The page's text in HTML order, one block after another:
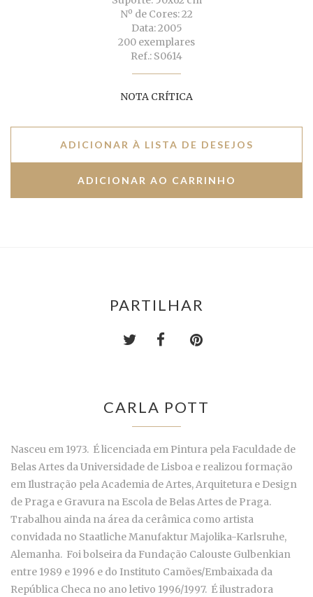
Nº de Cores: 22
Data: 2005
200 exemplares
Ref.: S0614
NOTA CRÍTICA
ADICIONAR À LISTA DE DESEJOS
PARTILHAR
CARLA POTT
Nasceu em 1973. É licenciada em Pintura pela Faculdade de
Belas Artes da Universidade de Lisboa e realizou formação
em Ilustração pela Academia de Artes, Arquitetura e Design
de Praga e Gravura na Escola de Belas Artes de Praga.
Trabalhou ainda na área da cerâmica como artista
convidada no Staatliche Manufaktur Majolika-Karlsruhe,
Alemanha. Foi bolseira da Fundação Calouste Gulbenkian
entre 1989 e 1996 e do Instituto Camões/Embaixada da
República Checa no ano letivo 1996/1997. É ilustradora